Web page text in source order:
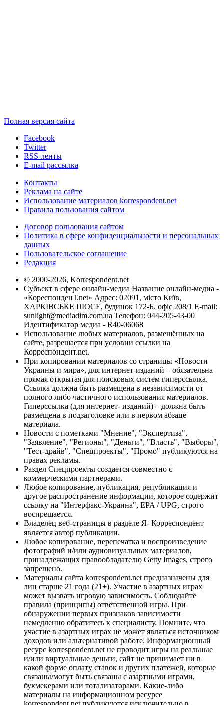
Полная версия сайта
Facebook
Twitter
RSS-ленты
E-mail рассылка
Контакты
Реклама на сайте
Использование материалов korrespondent.net
Правила пользования сайтом
Договор пользования сайтом
Политика в сфере конфиденциальности и персональных
данных
Пользовательское соглашение
Редакция
© 2000-2026, Korrespondent.net
Субъект в сфере онлайн-медиа Название онлайн-медиа -
«КореспонденТ.net» Адрес: 02091, місто Київ,
ХАРКІВСЬКЕ ШОСЕ, будинок 172-Б, офіс 208/1 E-mail:
sunlight@mediadim.com.ua Телефон: 044-205-43-00
Идентификатор медиа - R40-06068
Использование любых материалов, размещённых на
сайте, разрешается при условии ссылки на
Корреспондент.net.
При копировании материалов со страницы «Новости
Украины и мира», для интернет-изданий – обязательна
прямая открытая для поисковых систем гиперссылка.
Ссылка должна быть размещена в независимости от
полного либо частичного использования материалов.
Гиперссылка (для интернет- изданий) – должна быть
размещена в подзаголовке или в первом абзаце
материала.
Новости с пометками "Мнение", "Экспертиза",
"Заявление", "Регионы", "Деньги", "Власть", "Выборы",
"Тест-драйв", "Спецпроекты", "Промо" публикуются на
правах рекламы.
Раздел Спецпроекты создается совместно с
коммерческими партнерами.
Любое копирование, публикация, републикация и
другое распространение информации, которое содержит
ссылку на "Интерфакс-Украина", EPA / UPG, строго
воспрещается.
Владелец веб-страницы в разделе Я- Корреспондент
является автор публикации.
Любое копирование, перепечатка и воспроизведение
фотографий и/или аудиовизуальных материалов,
принадлежащих правообладателю Getty Images, строго
запрещено.
Материалы сайта korrespondent.net предназначены для
лиц старше 21 года (21+). Участие в азартных играх
может вызвать игровую зависимость. Соблюдайте
правила (принципы) ответственной игры. При
обнаружении первых признаков зависимости
немедленно обратитесь к специалисту. Помните, что
участие в азартных играх не может являться источником
доходов или альтернативой работе. Информационный
ресурс korrespondent.net не проводит игры на реальные
и/или виртуальные деньги, сайт не принимает ни в
какой форме оплату ставок и других платежей, которые
связаны/могут быть связаны с азартными играми,
букмекерами или тотализаторами. Какие-либо
материалы на информационном ресурсе